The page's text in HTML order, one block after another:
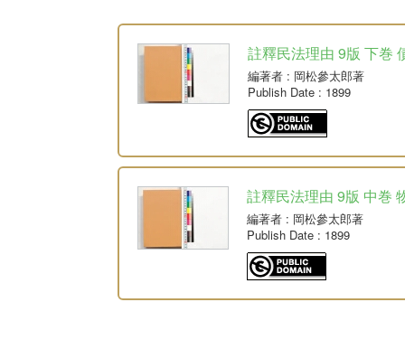
註釋民法理由 9版 下巻
編著者 : 岡松參太郎著
Publish Date : 1899
註釋民法理由 9版 中巻
編著者 : 岡松參太郎著
Publish Date : 1899